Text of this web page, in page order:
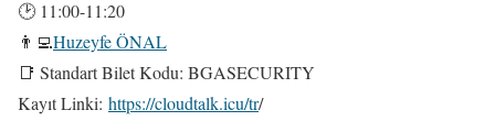
🕑 11:00-11:20
👨‍💻Huzeyfe ÖNAL
📑 Standart Bilet Kodu: BGASECURITY
Kayıt Linki: https://cloudtalk.icu/tr/